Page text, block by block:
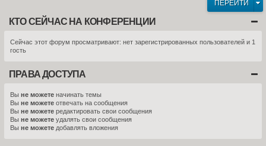
ПЕРЕЙТИ
КТО СЕЙЧАС НА КОНФЕРЕНЦИИ
Сейчас этот форум просматривают: нет зарегистрированных пользователей и 1
гость
ПРАВА ДОСТУПА
Вы не можете начинать темы
Вы не можете отвечать на сообщения
Вы не можете редактировать свои сообщения
Вы не можете удалять свои сообщения
Вы не можете добавлять вложения